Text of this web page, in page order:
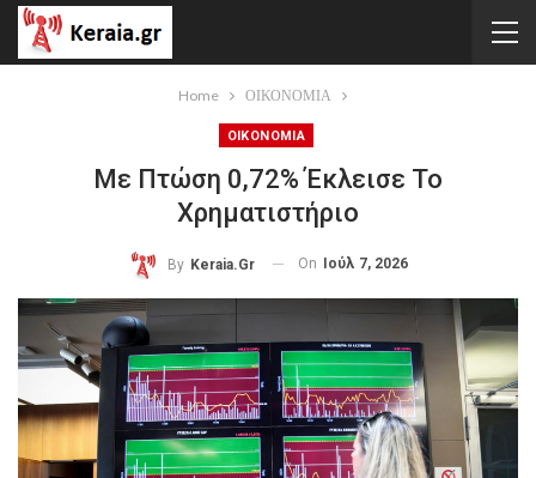
Home ΟΙΚΟΝΟΜΙΑ
ΟΙΚΟΝΟΜΙΑ
Με Πτώση 0,72% Έκλεισε Το
Χρηματιστήριο
By Keraia.gr On Ιούλ 7, 2026